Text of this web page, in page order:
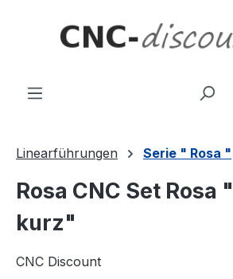
Linearführungen Serie " Rosa "
Rosa CNC Set Rosa
kurz"
CNC Discount